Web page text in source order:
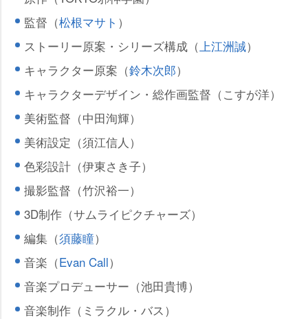
監督（松根マサト ）
ストーリー原案・シリーズ構成（ 上江洲誠）
キャラクター原案（鈴木次郎）
キャラクターデザイン・総作画監督（こすが洋）
美術監督（中田洵輝）
美術設定（須江信人）
色彩設計（伊東さき子）
撮影監督（竹沢裕一）
3D制作（サムライピクチャーズ）
編集（須藤瞳）
音楽（Evan Call）
音楽プロデューサー（池田貴博）
音楽制作（ミラクル・バス）